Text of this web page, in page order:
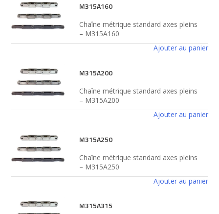
M315A160
Chaîne métrique standard axes pleins
– M315A160
Ajouter au panier
M315A200
Chaîne métrique standard axes pleins
– M315A200
Ajouter au panier
M315A250
Chaîne métrique standard axes pleins
– M315A250
Ajouter au panier
M315A315